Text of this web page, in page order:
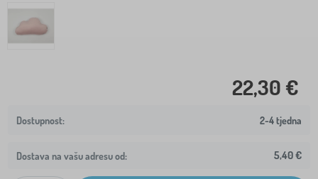
22,30 €
2-4 tjedna
Dostava na vašu adresu od: 5,40 €